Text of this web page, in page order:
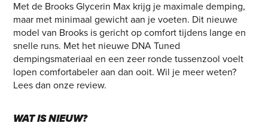
Met de Brooks Glycerin Max krijg je maximale demping,
maar met minimaal gewicht aan je voeten. Dit nieuwe
model van Brooks is gericht op comfort tijdens lange en
snelle runs. Met het nieuwe DNA Tuned
dempingsmateriaal en een zeer ronde tussenzool voelt
lopen comfortabeler aan dan ooit. Wil je meer weten?
Lees dan onze review.
WAT IS NIEUW?